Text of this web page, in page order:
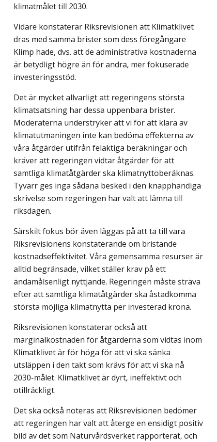
klimatmålet till 2030.
Vidare konstaterar Riksrevisionen att Klimatklivet
dras med samma brister som dess föregångare
Klimp hade, dvs. att de administrativa kostnaderna
är betydligt högre än för andra, mer fokuserade
investeringsstöd.
Det är mycket allvarligt att regeringens största
klimatsatsning har dessa uppenbara brister.
Moderaterna understryker att vi för att klara av
klimatutmaningen inte kan bedöma effekterna av
våra åtgärder utifrån felaktiga beräkningar och
kräver att regeringen vidtar åtgärder för att
samtliga klimatåtgärder ska klimatnyttoberäknas.
Tyvärr ges inga sådana besked i den knapphändiga
skrivelse som regeringen har valt att lämna till
riksdagen.
Särskilt fokus bör även läggas på att ta till vara
Riksrevisionens konstaterande om bristande
kostnadseffektivitet. Våra gemensamma resurser är
alltid begränsade, vilket ställer krav på ett
ändamålsenligt nyttjande. Regeringen måste sträva
efter att samtliga klimatåtgärder ska åstadkomma
största möjliga klimatnytta per investerad krona.
Riksrevisionen konstaterar också att
marginalkostnaden för åtgärderna som vidtas inom
Klimatklivet är för höga för att vi ska sänka
utsläppen i den takt som krävs för att vi ska nå
2030-målet. Klimatklivet är dyrt, ineffektivt och
otillräckligt.
Det ska också noteras att Riksrevisionen bedömer
att regeringen har valt att återge en ensidigt positiv
bild av det som Naturvårdsverket rapporterat, och